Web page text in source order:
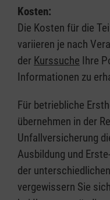
Kosten:
Die Kosten für die
variieren je nach
der Kurssuche Ihre
Informationen zu
Für betriebliche
übernehmen in der
Unfallversicherung
Ausbildung und
der
vergewissern Sie